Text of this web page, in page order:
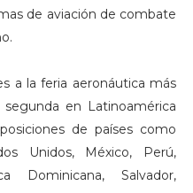
de aviación de combate
a la feria aeronáutica más
en Latinoamérica
de países como
Unidos, México, Perú,
Dominicana, Salvador,